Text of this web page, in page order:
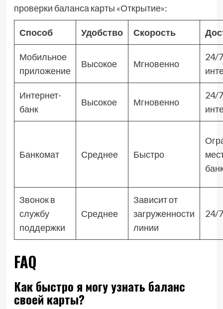
проверки баланса карты «Открытие»:
Способ Удобство Скорость
Мобильное
приложение
Высокое Мгновенно
24/
Интернет-
банк
Высокое Мгновенно
24/
Банкомат Среднее Быстро
Звонок в
службу
поддержки
Среднее
Зависит от
загруженности
линии
24/7
FAQ
Как быстро я могу узнать баланс
своей карты?